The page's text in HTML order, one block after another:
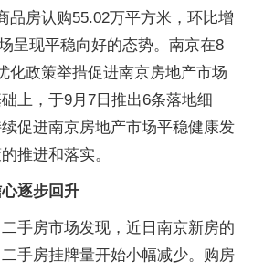
品房认购55.02万平方米，环比增
呈现平稳向好的态势。南京在8
化政策举措促进南京房地产市场
上，于9月7日推出6条落地细
促进南京房地产市场平稳健康发
推进和落实。
逐步回升
手房市场发现，近日南京新房的
手房挂牌量开始小幅减少。购房